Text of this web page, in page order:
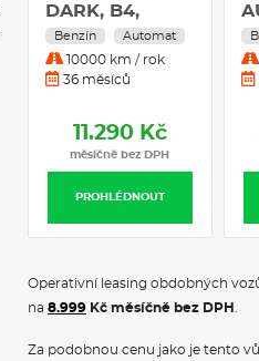
zatmavená zadní skla, pohon
VOLVO V60:
praktičnosti. Tento
kompaktní
moderního řidiče, který ocení
pokročilou technologií, která
všechny cestující. Díky svému
Klimatizace
DARK, B4,
145+10 kW /
197+14 HP
Benzín Automat
10000 km / rok
36 měsíců
PROHLÉDNOUT
11.290 Kč
měsíčně bez DPH
Operativní leasing obdobných
na 8.999 Kč měsíčně bez DPH
Za podobnou cenu jako je tento